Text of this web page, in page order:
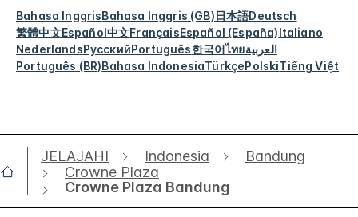
Bahasa InggrisBahasa Inggris (GB)日本語Deutsch
繁體中文Español中文FrançaisEspañol (España)Italiano
NederlandsРусскийPortuguês한국어ไทยالعربية
Português (BR)Bahasa IndonesiaTürkçePolskiTiếng Việt
JELAJAHI Indonesia
Bandung
Crowne Plaza
Crowne Plaza Bandung